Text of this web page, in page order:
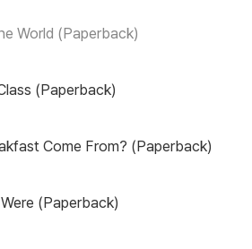
World (Paperback)
(Paperback)
Come From? (Paperback)
(Paperback)